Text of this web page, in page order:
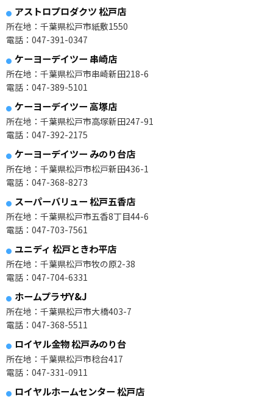
アストロプロダクツ 松戸店
所在地：千葉県松戸市紙敷1550
電話：047-391-0347
ケーヨーデイツー 串崎店
所在地：千葉県松戸市串崎新田218-6
電話：047-389-5101
ケーヨーデイツー 高塚店
所在地：千葉県松戸市高塚新田247-91
電話：047-392-2175
ケーヨーデイツー みのり台店
所在地：千葉県松戸市松戸新田436-1
電話：047-368-8273
スーパーバリュー 松戸五香店
所在地：千葉県松戸市五香8丁目44-6
電話：047-703-7561
ユニディ 松戸ときわ平店
所在地：千葉県松戸市牧の原2-38
電話：047-704-6331
ホームプラザY&J
所在地：千葉県松戸市大橋403-7
電話：047-368-5511
ロイヤル金物 松戸みのり台
所在地：千葉県松戸市稔台417
電話：047-331-0911
ロイヤルホームセンター 松戸店